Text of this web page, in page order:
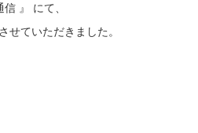
』 にて、
せていただきました。